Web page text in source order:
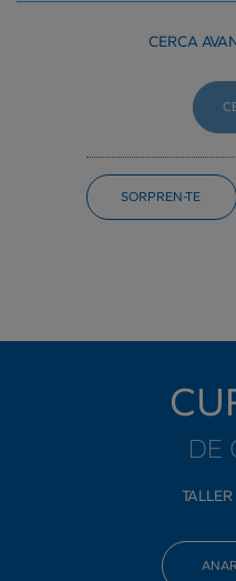
CERCA
SORPREN-TE
DE